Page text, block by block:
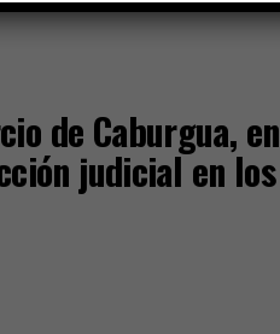
de Caburgua, en
judicial en los